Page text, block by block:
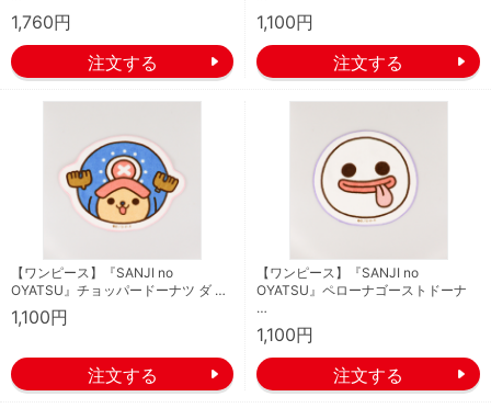
1,760円 1,100円
【ワンピース】『SANJI no
OYATSU』チョッパードーナツ ダ …
1,100円
【ワンピース】『SANJI no
OYATSU』ペローナゴーストドーナ
…
1,100円